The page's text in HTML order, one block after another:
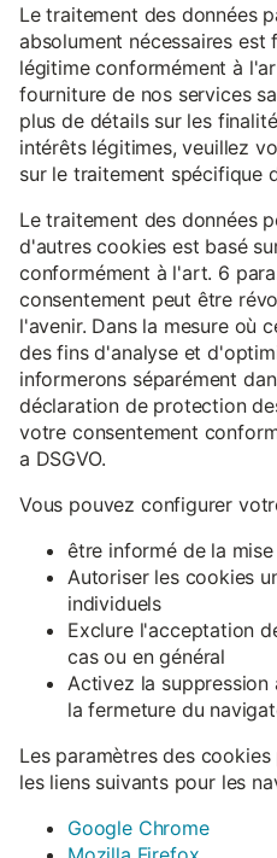
Le traitement des données
absolument nécessaires est
légitime conformément à
fourniture de nos services
plus de détails sur les
intérêts légitimes, veuillez
sur le traitement spécifique
Le traitement des données
d'autres cookies est basé
conformément à l'art. 6
consentement peut être
l'avenir. Dans la mesure où
des fins d'analyse et
informerons séparément
déclaration de protection
votre consentement
a DSGVO.
Vous pouvez configurer
être informé de la
Autoriser les cookies
individuels
Exclure l'acceptation
cas ou en général
Activez la
la fermeture du
Les paramètres des
les liens suivants pour les
Google Chrome